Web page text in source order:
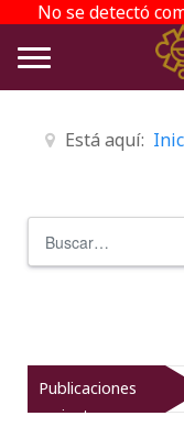
No se detectó
Está aquí:
Publicaciones
recientes
Museo de